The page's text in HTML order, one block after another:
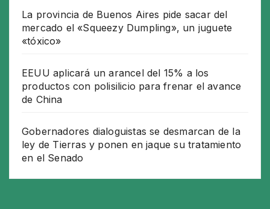
La provincia de Buenos Aires pide sacar del
mercado el «Squeezy Dumpling», un juguete
«tóxico»
EEUU aplicará un arancel del 15% a los
productos con polisilicio para frenar el avance
de China
Gobernadores dialoguistas se desmarcan de la
ley de Tierras y ponen en jaque su tratamiento
en el Senado